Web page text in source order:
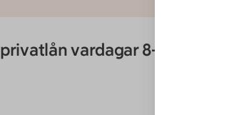
vardagar 8–17:30